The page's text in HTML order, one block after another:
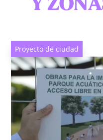
Proyecto de ciudad